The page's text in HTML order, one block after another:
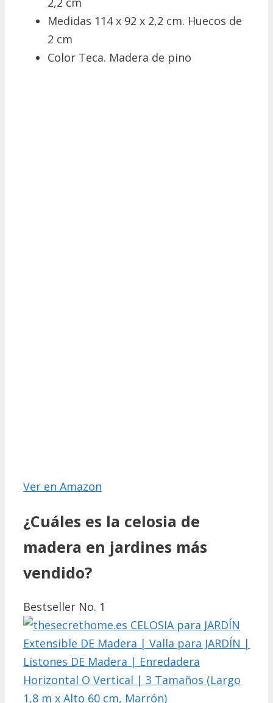
Medidas 114 x 92 x 2,2 cm. Huecos de
2 cm
Color Teca. Madera de pino
Ver en Amazon
¿Cuáles es la celosia de
madera en jardines más
vendido?
Bestseller No. 1